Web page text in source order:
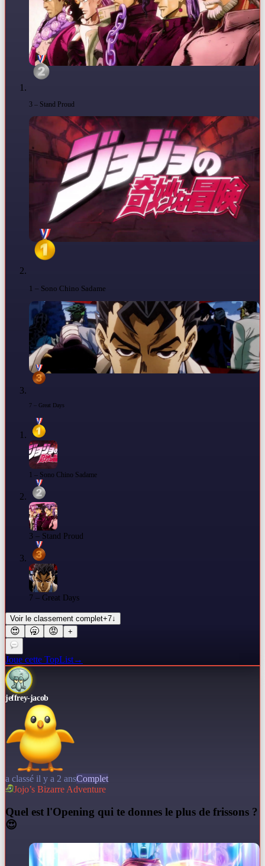
3 – Stand Proud
1 – Sono Chino Sadame
7 – Great Days
1 – Sono Chino Sadame
3 – Stand Proud
7 – Great Days
Voir le classement complet+7↓
😍 🥱 😡 +
Joue cette TopList→
jeffrey-jacob
a classé il y a 2 ansComplet
Jojo’s Bizarre Adventure
Quel est l'Opening qui te donnes le plus de frissons ?
😍